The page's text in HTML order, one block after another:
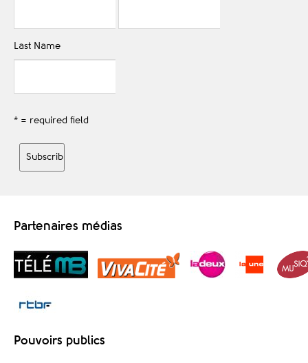
Last Name
* = required field
Partenaires médias
Pouvoirs publics